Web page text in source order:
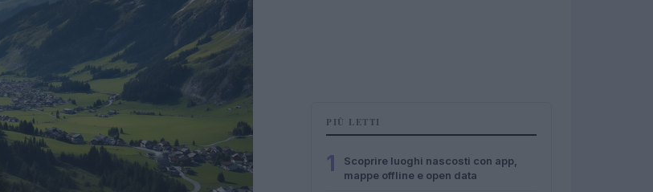
PIÙ LETTI
1
Scoprire luoghi nascosti con app,
mappe offline e open data